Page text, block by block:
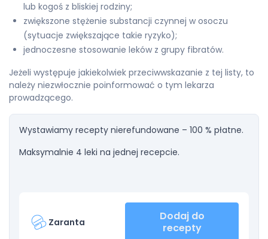
lub kogoś z bliskiej rodziny;
zwiększone stężenie substancji czynnej w osoczu
(sytuacje zwiększające takie ryzyko);
jednoczesne stosowanie leków z grupy fibratów.
Jeżeli występuje jakiekolwiek przeciwwskazanie z tej listy, to
należy niezwłocznie poinformować o tym lekarza
prowadzącego.
Wystawiamy recepty nierefundowane – 100 % płatne.
Maksymalnie 4 leki na jednej recepcie.
Zaranta
Dodaj do
recepty